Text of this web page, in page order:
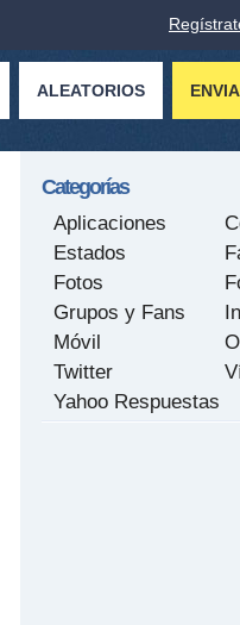
ALEATORIOS
Categorías
Aplicaciones
Estados
Fotos
Grupos y Fans
Móvil
Twitter
Yahoo Respuestas